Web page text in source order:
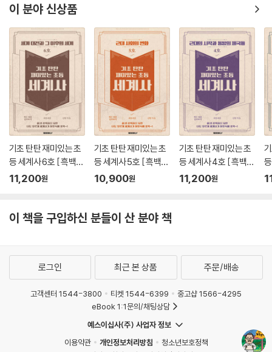
이 분야 신상품
기초 탄탄 재미있는 초
등 세계사 6호 [ 흑백판
]
11,200원
기초 탄탄 재미있는 초
등 세계사 5호 [ 흑백판
]
10,900원
기초 탄탄 재미있는 초
등 세계사 4호 [ 흑백판
]
11,200원
]
이 책을 구입하신 분들이 산 분야 책
로그인 최근 본 상품 주문/배송
고객센터 1544-3800 티켓 1544-6399
중고샵 1566-4295
eBook 1:1문의/채팅상담
예스이십사(주) 사업자 정보
이용약관
개인정보처리방침
청소년보호정책